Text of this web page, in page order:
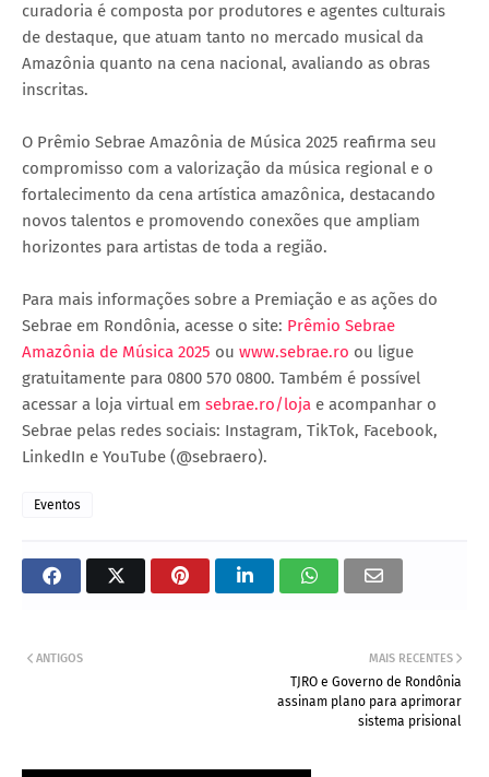
curadoria é composta por produtores e agentes culturais
de destaque, que atuam tanto no mercado musical da
Amazônia quanto na cena nacional, avaliando as obras
inscritas.
O Prêmio Sebrae Amazônia de Música 2025 reafirma seu
compromisso com a valorização da música regional e o
fortalecimento da cena artística amazônica, destacando
novos talentos e promovendo conexões que ampliam
horizontes para artistas de toda a região.
Para mais informações sobre a Premiação e as ações do
Sebrae em Rondônia, acesse o site: Prêmio Sebrae
Amazônia de Música 2025 ou www.sebrae.ro ou ligue
gratuitamente para 0800 570 0800. Também é possível
acessar a loja virtual em sebrae.ro/loja e acompanhar o
Sebrae pelas redes sociais: Instagram, TikTok, Facebook,
LinkedIn e YouTube (@sebraero).
Eventos
MAIS RECENTES
TJRO e Governo de Rondônia
assinam plano para aprimorar
sistema prisional
ANTIGOS